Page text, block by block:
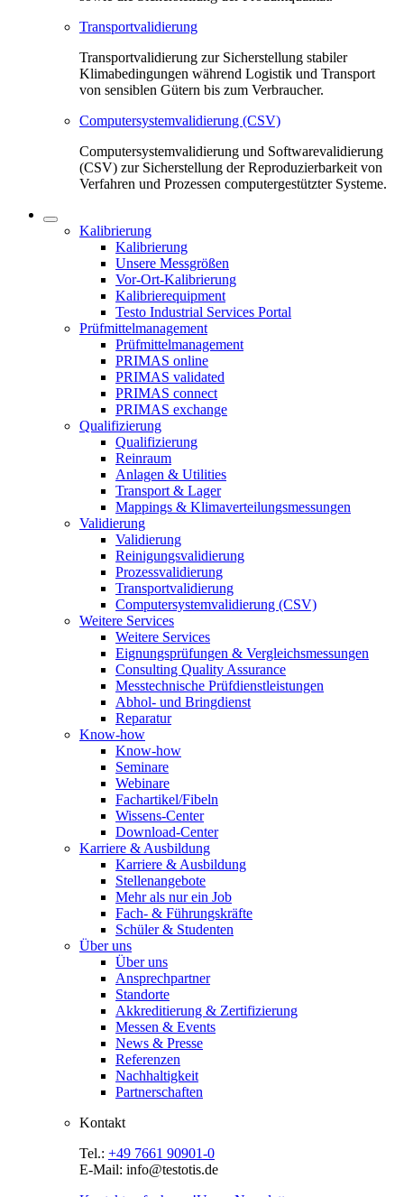
Transportvalidierung
Transportvalidierung zur Sicherstellung stabiler
Klimabedingungen während Logistik und Transport
von sensiblen Gütern bis zum Verbraucher.
Computersystemvalidierung (CSV)
Computersystemvalidierung und Softwarevalidierung
(CSV) zur Sicherstellung der Reproduzierbarkeit von
Verfahren und Prozessen computergestützter Systeme.
Kalibrierung
Kalibrierung
Unsere Messgrößen
Vor-Ort-Kalibrierung
Kalibrierequipment
Testo Industrial Services Portal
Prüfmittelmanagement
Prüfmittelmanagement
PRIMAS online
PRIMAS validated
PRIMAS connect
PRIMAS exchange
Qualifizierung
Qualifizierung
Reinraum
Anlagen & Utilities
Transport & Lager
Mappings & Klimaverteilungsmessungen
Validierung
Validierung
Reinigungsvalidierung
Prozessvalidierung
Transportvalidierung
Computersystemvalidierung (CSV)
Weitere Services
Weitere Services
Eignungsprüfungen & Vergleichsmessungen
Consulting Quality Assurance
Messtechnische Prüfdienstleistungen
Abhol- und Bringdienst
Reparatur
Know-how
Know-how
Seminare
Webinare
Fachartikel/Fibeln
Wissens-Center
Download-Center
Karriere & Ausbildung
Karriere & Ausbildung
Stellenangebote
Mehr als nur ein Job
Fach- & Führungskräfte
Schüler & Studenten
Über uns
Über uns
Ansprechpartner
Standorte
Akkreditierung & Zertifizierung
Messen & Events
News & Presse
Referenzen
Nachhaltigkeit
Partnerschaften
Kontakt
Tel.: +49 7661 90901-0
E-Mail: info@testotis.de